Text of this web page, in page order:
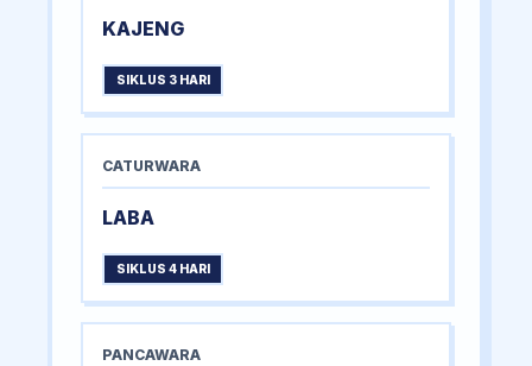
KAJENG
SIKLUS 3 HARI
CATURWARA
LABA
SIKLUS 4 HARI
PANCAWARA